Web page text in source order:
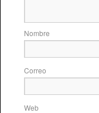
Web